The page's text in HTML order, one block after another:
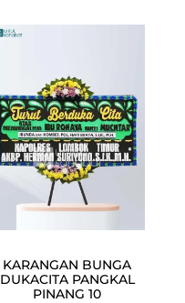
KARANGAN BUNGA
DUKACITA PANGKAL
PINANG 10